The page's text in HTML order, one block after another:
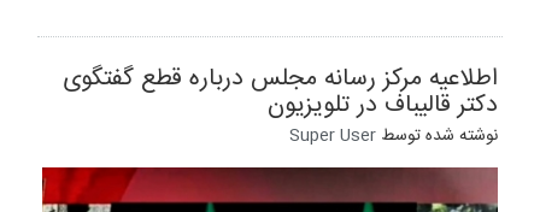
اطلاعیه مرکز رسانه مجلس درباره قطع گفتگوی
دکتر قالیباف در تلویزیون
نوشته شده توسط Super User